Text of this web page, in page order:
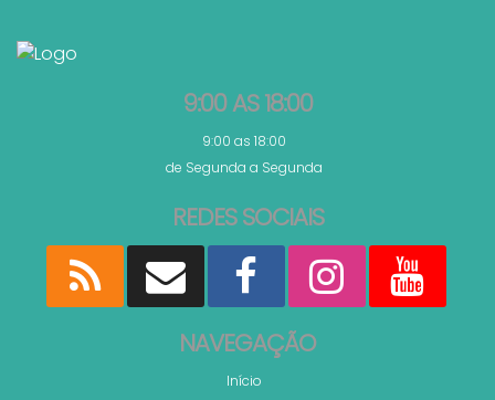
9:00 AS 18:00
9:00 as 18:00
de Segunda a Segunda
REDES SOCIAIS
NAVEGAÇÃO
Início